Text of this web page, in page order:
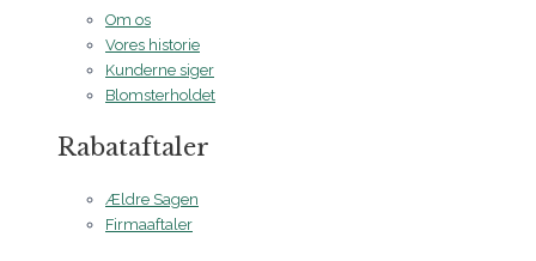
Om os
Vores historie
Kunderne siger
Blomsterholdet
Rabataftaler
Ældre Sagen
Firmaaftaler